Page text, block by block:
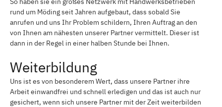
rund um Möding seit Jahren aufgebaut, dass sobald Sie
anrufen und uns Ihr Problem schildern, Ihren Auftrag an den
von Ihnen am nähesten unserer Partner vermittelt. Dieser ist
dann in der Regel in einer halben Stunde bei Ihnen.
Weiterbildung
Uns ist es von besonderem Wert, dass unsere Partner ihre
Arbeit einwandfrei und schnell erledigen und das ist auch nur
gesichert, wenn sich unsere Partner mit der Zeit weiterbilden